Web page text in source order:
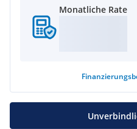
Monatliche Rate